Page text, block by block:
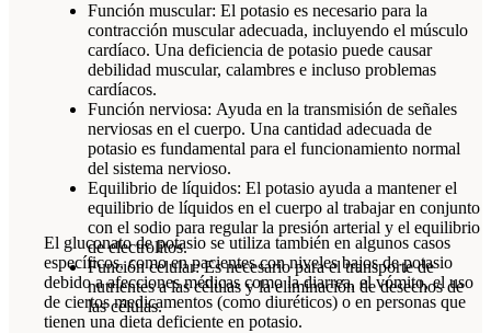
Función muscular: El potasio es necesario para la
contracción muscular adecuada, incluyendo el músculo
cardíaco. Una deficiencia de potasio puede causar
debilidad muscular, calambres e incluso problemas
cardíacos.
Función nerviosa: Ayuda en la transmisión de señales
nerviosas en el cuerpo. Una cantidad adecuada de
potasio es fundamental para el funcionamiento normal
del sistema nervioso.
Equilibrio de líquidos: El potasio ayuda a mantener el
equilibrio de líquidos en el cuerpo al trabajar en conjunto
con el sodio para regular la presión arterial y el equilibrio
de electrolitos.
Función celular: Es necesario para el transporte de
nutrientes a las células y la eliminación de desechos de
las células.
El gluconato de potasio se utiliza también en algunos casos
específicos, como en pacientes con niveles bajos de potasio
debido a afecciones médicas como la diarrea, el vómito, el uso
de ciertos medicamentos (como diuréticos) o en personas que
tienen una dieta deficiente en potasio.